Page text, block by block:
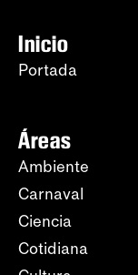
Inicio
Portada
Áreas
Ambiente
Carnaval
Ciencia
Cotidiana